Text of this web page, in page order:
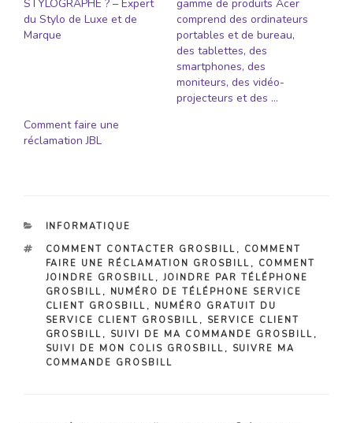
STYLOGRAPHE ? – Expert
du Stylo de Luxe et de
Marque
gamme de produits Acer
comprend des ordinateurs
portables et de bureau,
des tablettes, des
smartphones, des
moniteurs, des vidéo-
projecteurs et des …
Comment faire une
réclamation JBL
CATÉGORIES
INFORMATIQUE
ÉTIQUETTES
COMMENT CONTACTER GROSBILL , COMMENT
FAIRE UNE RÉCLAMATION GROSBILL , COMMENT
JOINDRE GROSBILL , JOINDRE PAR TÉLÉPHONE
GROSBILL , NUMÉRO DE TÉLÉPHONE SERVICE
CLIENT GROSBILL , NUMÉRO GRATUIT DU
SERVICE CLIENT GROSBILL , SERVICE CLIENT
GROSBILL , SUIVI DE MA COMMANDE GROSBILL ,
SUIVI DE MON COLIS GROSBILL , SUIVRE MA
COMMANDE GROSBILL